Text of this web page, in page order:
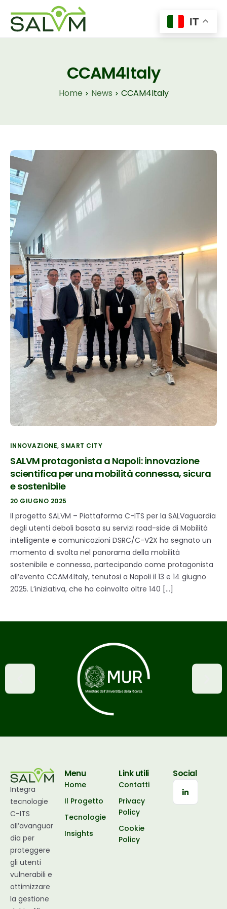
Home
CCAM4Italy
Home News CCAM4Italy
INNOVAZIONE, SMART CITY
SALVM protagonista a Napoli: innovazione
scientifica per una mobilità connessa, sicura
e sostenibile
20 GIUGNO 2025
Il progetto SALVM – Piattaforma C-ITS per la SALVaguardia
degli utenti deboli basata su servizi road-side di Mobilità
intelligente e comunicazioni DSRC/C-V2X ha segnato un
momento di svolta nel panorama della mobilità
sostenibile e connessa, partecipando come protagonista
all’evento CCAM4Italy, tenutosi a Napoli il 13 e 14 giugno
2025. L’iniziativa, che ha coinvolto oltre 140 […]
Integra
tecnologie
C-ITS
all’avanguar
dia per
proteggere
gli utenti
vulnerabili e
ottimizzare
la gestione
Menu
Home
Il Progetto
Tecnologie
Insights
Link utili
Contatti
Privacy
Policy
Cookie
Policy
Social
IT